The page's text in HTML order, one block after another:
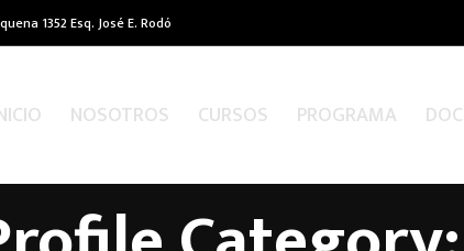
1352 Esq. José E. Rodó
NOSOTROS CURSOS PROGRAMA